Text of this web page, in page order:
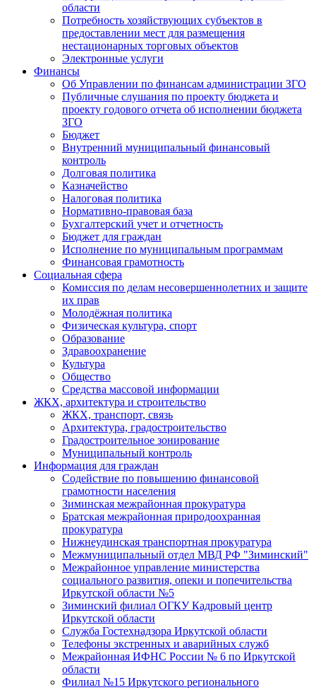
области
Потребность хозяйствующих субъектов в
предоставлении мест для размещения
нестационарных торговых объектов
Электронные услуги
Финансы
Об Управлении по финансам администрации ЗГО
Публичные слушания по проекту бюджета и
проекту годового отчета об исполнении бюджета
ЗГО
Бюджет
Внутренний муниципальный финансовый
контроль
Долговая политика
Казначейство
Налоговая политика
Нормативно-правовая база
Бухгалтерский учет и отчетность
Бюджет для граждан
Исполнение по муниципальным программам
Финансовая грамотность
Социальная сфера
Комиссия по делам несовершеннолетних и защите
их прав
Молодёжная политика
Физическая культура, спорт
Образование
Здравоохранение
Культура
Общество
Средства массовой информации
ЖКХ, архитектура и строительство
ЖКХ, транспорт, связь
Архитектура, градостроительство
Градостроительное зонирование
Муниципальный контроль
Информация для граждан
Содействие по повышению финансовой
грамотности населения
Зиминская межрайонная прокуратура
Братская межрайонная природоохранная
прокуратура
Нижнеудинская транспортная прокуратура
Межмуниципальный отдел МВД РФ "Зиминский"
Межрайонное управление министерства
социального развития, опеки и попечительства
Иркутской области №5
Зиминский филиал ОГКУ Кадровый центр
Иркутской области
Служба Гостехнадзора Иркутской области
Телефоны экстренных и аварийных служб
Межрайонная ИФНС России № 6 по Иркутской
области
Филиал №15 Иркутского регионального